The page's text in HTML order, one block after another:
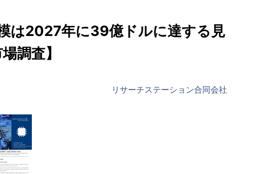
は2027年に39億ドルに達する見
調査】
リサーチステーション合同会社